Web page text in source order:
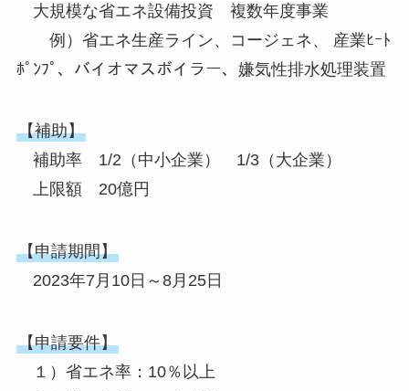
大規模な省エネ設備投資 複数年度事業
例）省エネ生産ライン、コージェネ、 産業ﾋｰﾄ
ﾎﾟﾝﾌﾟ、バイオマスボイラー、嫌気性排水処理装置
【補助】
補助率 1/2（中小企業） 1/3（大企業）
上限額 20億円
【申請期間】
2023年7月10日～8月25日
【申請要件】
１）省エネ率：10％以上